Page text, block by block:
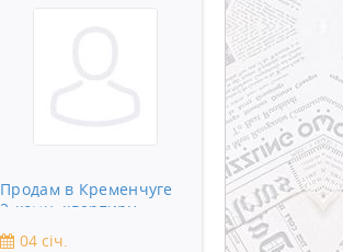
Продам в Кременчуге
2-комн. квартиру
04 січ.